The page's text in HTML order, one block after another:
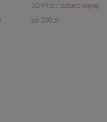
10.99 zł /zobacz więcej
od 200 zł